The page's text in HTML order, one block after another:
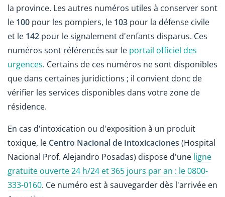
la province. Les autres numéros utiles à conserver sont
le 100 pour les pompiers, le 103 pour la défense civile
et le 142 pour le signalement d'enfants disparus. Ces
numéros sont référencés sur le portail officiel des
urgences. Certains de ces numéros ne sont disponibles
que dans certaines juridictions ; il convient donc de
vérifier les services disponibles dans votre zone de
résidence.
En cas d'intoxication ou d'exposition à un produit
toxique, le Centro Nacional de Intoxicaciones (Hospital
Nacional Prof. Alejandro Posadas) dispose d'une ligne
gratuite ouverte 24 h/24 et 365 jours par an : le 0800-
333-0160. Ce numéro est à sauvegarder dès l'arrivée en